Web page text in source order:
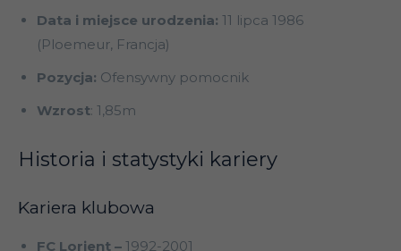
Data i miejsce urodzenia: 11 lipca 1986
(Ploemeur, Francja)
Pozycja: Ofensywny pomocnik
Wzrost: 1,85m
Historia i statystyki kariery
Kariera klubowa
FC Lorient – 1992-2001